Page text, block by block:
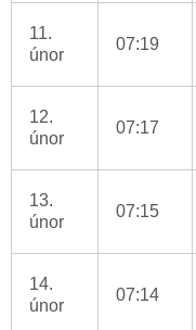
11.
únor
07:19
12.
únor
07:17
13.
únor
07:15
14.
únor
07:14